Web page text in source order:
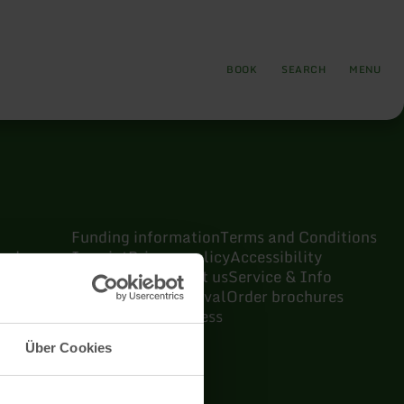
Über Cookies
BOOK SEARCH MENU
Funding informationTerms and Conditions
ImprintPrivacy policyAccessibility
Host LoginContact usService & Info
Opening hoursArrivalOrder brochures
Press